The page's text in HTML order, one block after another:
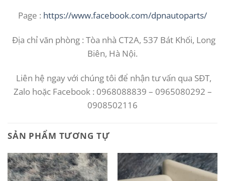
Page : https://www.facebook.com/dpnautoparts/
Địa chỉ văn phòng : Tòa nhà CT2A, 537 Bát Khối, Long
Biên, Hà Nội.
Liên hệ ngay với chúng tôi để nhận tư vấn qua SĐT,
Zalo hoặc Facebook : 0968088839 – 0965080292 –
0908502116
SẢN PHẨM TƯƠNG TỰ